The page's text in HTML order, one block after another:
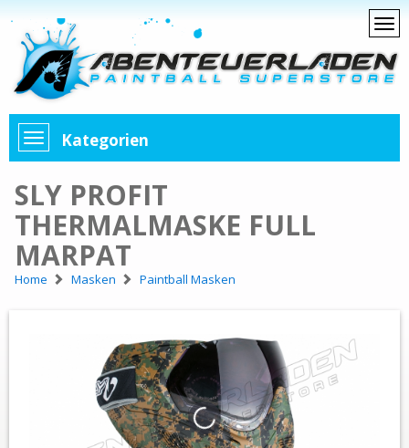
Kategorien
SLY PROFIT
THERMALMASKE FULL
MARPAT
Home Masken Paintball Masken